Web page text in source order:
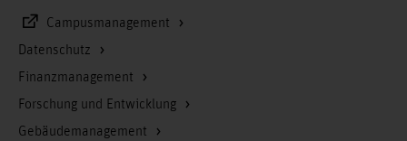
Campusmanagement
Datenschutz
Finanzmanagement
Forschung und Entwicklung
Gebäudemanagement